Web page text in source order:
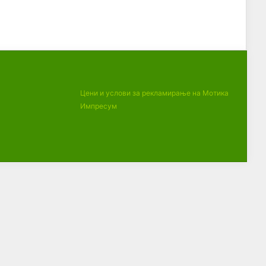
Цени и услови за рекламирање на Мотика
Импресум